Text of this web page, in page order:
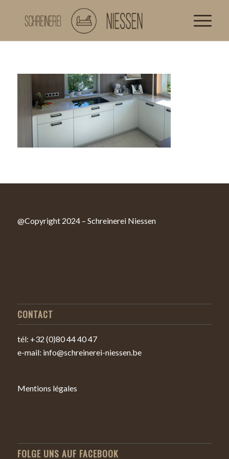
@Copyright 2024 – Schreinerei Niessen
CONTACT
tél: +32 (0)80 44 40 47
e-mail: info@schreinerei-niessen.be
Mentions légales
FOLGE UNS AUF FACEBOOK